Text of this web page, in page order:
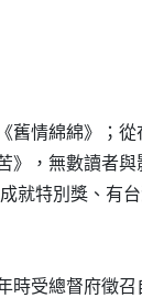
情綿綿》；
，無數讀者
就特別獎、有
時受總督府徵